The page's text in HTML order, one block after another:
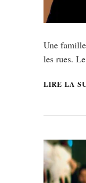
Une
les rues.
LIRE LA